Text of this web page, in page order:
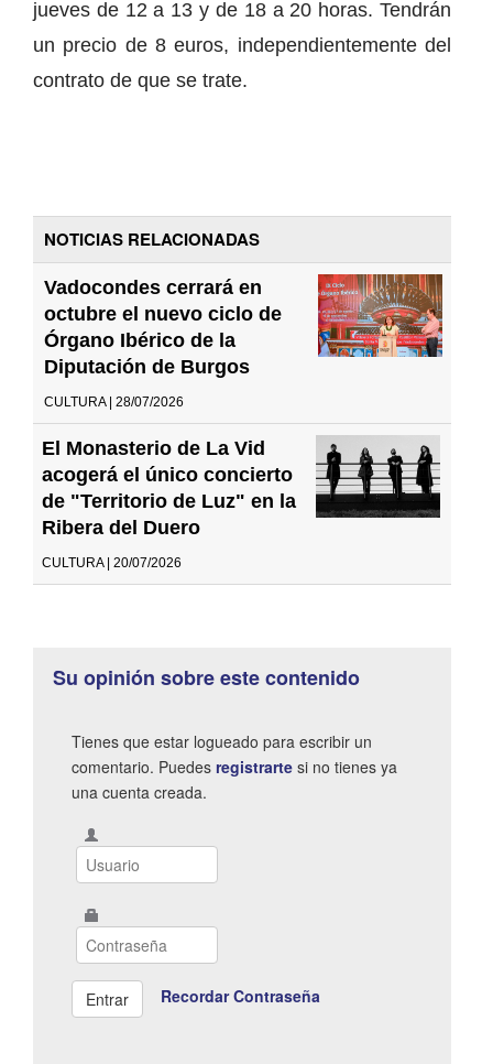
jueves de 12 a 13 y de 18 a 20 horas. Tendrán
un precio de 8 euros, independientemente del
contrato de que se trate.
NOTICIAS RELACIONADAS
Vadocondes cerrará en
octubre el nuevo ciclo de
Órgano Ibérico de la
Diputación de Burgos
CULTURA | 28/07/2026
El Monasterio de La Vid
acogerá el único concierto
de "Territorio de Luz" en la
Ribera del Duero
CULTURA | 20/07/2026
Su opinión sobre este contenido
Tienes que estar logueado para escribir un
comentario. Puedes registrarte si no tienes ya
una cuenta creada.
Recordar Contraseña